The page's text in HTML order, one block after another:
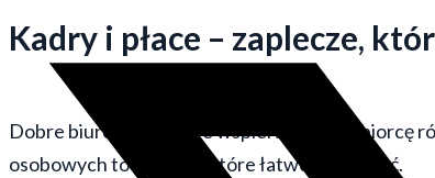
Kadry i płace – zaplecze,
Dobre biuro podatkowe wspiera przedsiębiorcę
osobowych to procesy, które łatwo zaniedbać.